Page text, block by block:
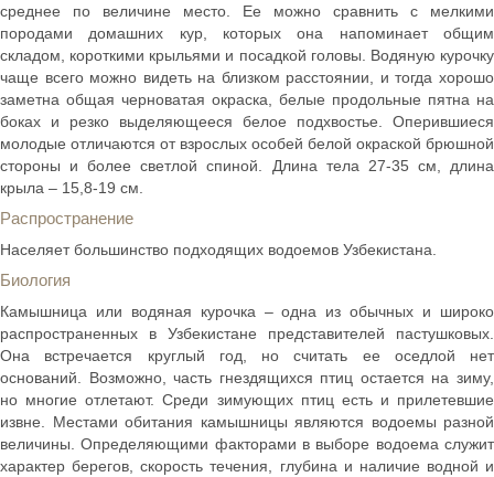
среднее по величине место. Ее можно сравнить с мелкими
породами домашних кур, которых она напоминает общим
складом, короткими крыльями и посадкой головы. Водяную курочку
чаще всего можно видеть на близком расстоянии, и тогда хорошо
заметна общая черноватая окраска, белые продольные пятна на
боках и резко выделяющееся белое подхвостье. Оперившиеся
молодые отличаются от взрослых особей белой окраской брюшной
стороны и более светлой спиной. Длина тела 27-35 см, длина
крыла – 15,8-19 см.
Распространение
Населяет большинство подходящих водоемов Узбекистана.
Биология
Камышница или водяная курочка – одна из обычных и широко
распространенных в Узбекистане представителей пастушковых.
Она встречается круглый год, но считать ее оседлой нет
оснований. Возможно, часть гнездящихся птиц остается на зиму,
но многие отлетают. Среди зимующих птиц есть и прилетевшие
извне. Местами обитания камышницы являются водоемы разной
величины. Определяющими факторами в выборе водоема служит
характер берегов, скорость течения, глубина и наличие водной и